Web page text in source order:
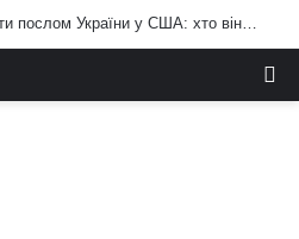
Павло Паліса може стати послом України у США: хто він та чим відомий